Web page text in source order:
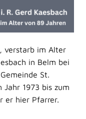
verstarb im Alter
in Belm bei
St.
Jahr 1973 bis zum
er hier Pfarrer.